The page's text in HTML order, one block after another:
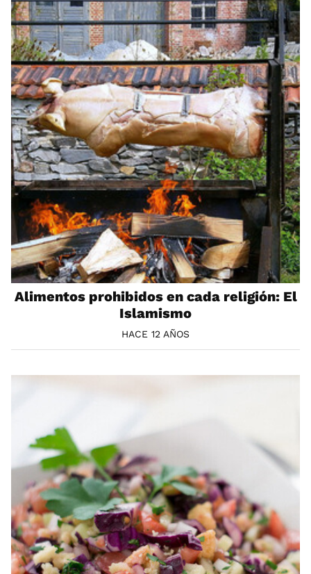
Alimentos prohibidos en cada religión: El
Islamismo
HACE 12 AÑOS